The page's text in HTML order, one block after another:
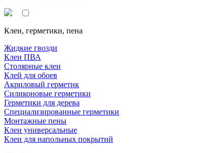
Клеи, герметики, пена
Жидкие гвозди
Клеи ПВА
Столярные клеи
Клей для обоев
Акриловый герметик
Силиконовые герметики
Герметики для дерева
Специализированные герметики
Монтажные пены
Клеи универсальные
Клеи для напольных покрытий